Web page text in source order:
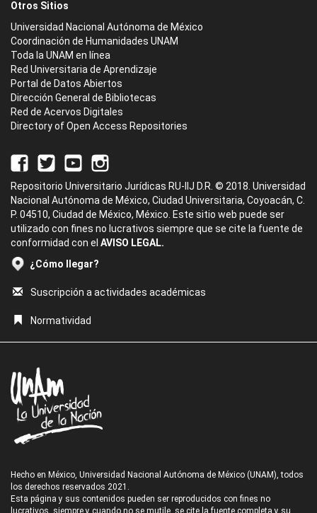
Otros Sitios
Universidad Nacional Autónoma de México
Coordinación de Humanidades UNAM
Toda la UNAM en línea
Red Universitaria de Aprendizaje
Portal de Datos Abiertos
Dirección General de Bibliotecas
Red de Acervos Digitales
Directory of Open Access Repositories
Repositorio Universitario Jurídicas RU-IIJ D.R. © 2018. Universidad
Nacional Autónoma de México, Ciudad Universitaria, Coyoacán, C.
P. 04510, Ciudad de México, México. Este sitio web puede ser
utilizado con fines no lucrativos siempre que se cite la fuente de
conformidad con el AVISO LEGAL.
¿Cómo llegar?
Suscripción a actividades académicas
Normatividad
Hecho en México, Universidad Nacional Autónoma de México (UNAM), todos
los derechos reservados 2021.
Esta página y sus contenidos pueden ser reproducidos con fines no